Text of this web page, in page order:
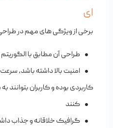
ای
برخی از ویژگی های مهم در
طراحی آن مطابق با
امنیت بالا داشته باشد،
کاربردی بوده و کاربران بتوانند
کنند
گرافیک خلاقانه و جذاب